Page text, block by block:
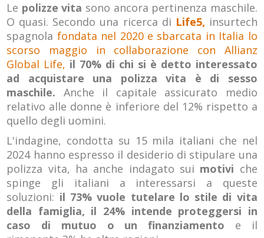
Le polizze vita sono ancora pertinenza maschile.
O quasi. Secondo una ricerca di Life5, insurtech
spagnola fondata nel 2020 e sbarcata in Italia lo
scorso maggio in collaborazione con Allianz
Global Life, il 70% di chi si è detto interessato
ad acquistare una polizza vita è di sesso
maschile. Anche il capitale assicurato medio
relativo alle donne è inferiore del 12% rispetto a
quello degli uomini.
L'indagine, condotta su 15 mila italiani che nel
2024 hanno espresso il desiderio di stipulare una
polizza vita, ha anche indagato sui motivi che
spinge gli italiani a interessarsi a queste
soluzioni: il 73% vuole tutelare lo stile di vita
della famiglia, il 24% intende proteggersi in
caso di mutuo o un finanziamento e il